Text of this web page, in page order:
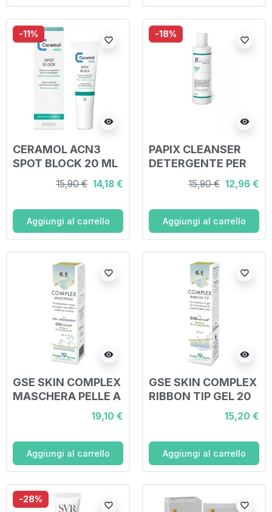
-11%
visibility
favorite_border
CERAMOL ACN3
SPOT BLOCK 20 ML
15,90 € 14,18 €
Aggiungi al carrello
-18%
visibility
favorite_border
PAPIX CLEANSER
DETERGENTE PER
PELLI GRASSE CON
IMPERFEZIONI E
15,90 € 12,96 €
Aggiungi al carrello
visibility
favorite_border
GSE SKIN COMPLEX
MASCHERA PELLE A
ACNEICA 50 ML
19,10 €
Aggiungi al carrello
visibility
favorite_border
GSE SKIN COMPLEX
RIBBON TIP GEL 20
15,20 €
Aggiungi al carrello
-28%
favorite_border favorite_border